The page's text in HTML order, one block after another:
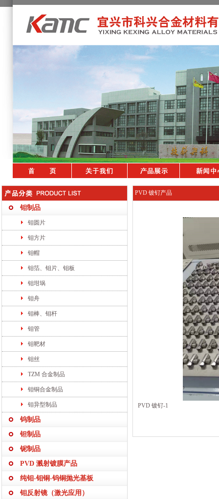
钼制品
钼圆片
钼方片
钼帽
钼箔、钼片、钼板
钼坩埚
钼舟
钼棒、钼杆
钼管
钼靶材
钼丝
TZM 合金制品
钼铜合金制品
钼异型制品
钨制品
钽制品
铌制品
PVD 溅射镀膜产品
纯钼-钼铜-钨铜抛光基板
钼反射镜（激光应用）
PVD 镀钌产品
PVD 镀钌-1